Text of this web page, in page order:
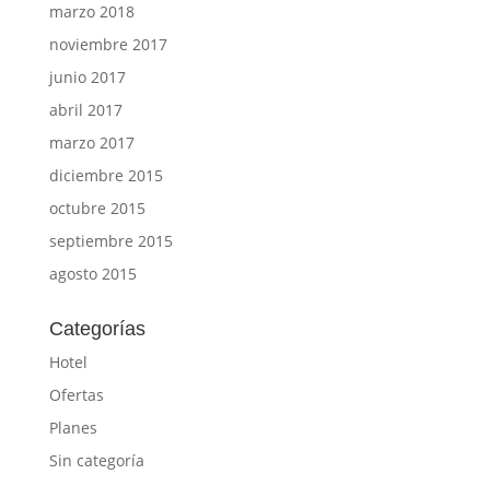
marzo 2018
noviembre 2017
junio 2017
abril 2017
marzo 2017
diciembre 2015
octubre 2015
septiembre 2015
agosto 2015
Categorías
Hotel
Ofertas
Planes
Sin categoría